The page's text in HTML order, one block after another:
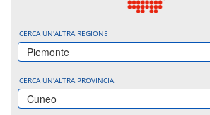
CERCA UN'ALTRA REGIONE
Piemonte
CERCA UN'ALTRA PROVINCIA
Cuneo